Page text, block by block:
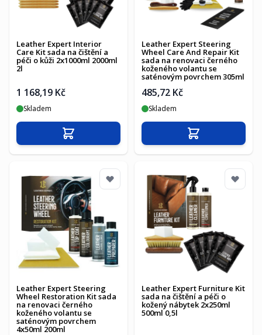
Leather Expert Interior
Care Kit sada na čištění a
péči o kůži 2x1000ml 2000ml
2l
1 168,19 Kč
Skladem
Přidat do košíku
Leather Expert Steering
Wheel Care And Repair Kit
sada na renovaci černého
koženého volantu se
saténovým povrchem 305ml
485,72 Kč
Skladem
Přidat do košíku
Leather Expert Steering
Wheel Restoration Kit sada
na renovaci černého
koženého volantu se
saténovým povrchem
4x50ml 200ml
Leather Expert Furniture Kit
sada na čištění a péči o
kožený nábytek 2x250ml
500ml 0,5l